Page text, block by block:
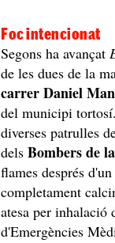
Foc intencionat
Segons ha avançat
de les dues de la
carrer Daniel
del municipi
diverses patrulles
delsBombers de
flames després
completament
atesa per inhalació
d'Emergències